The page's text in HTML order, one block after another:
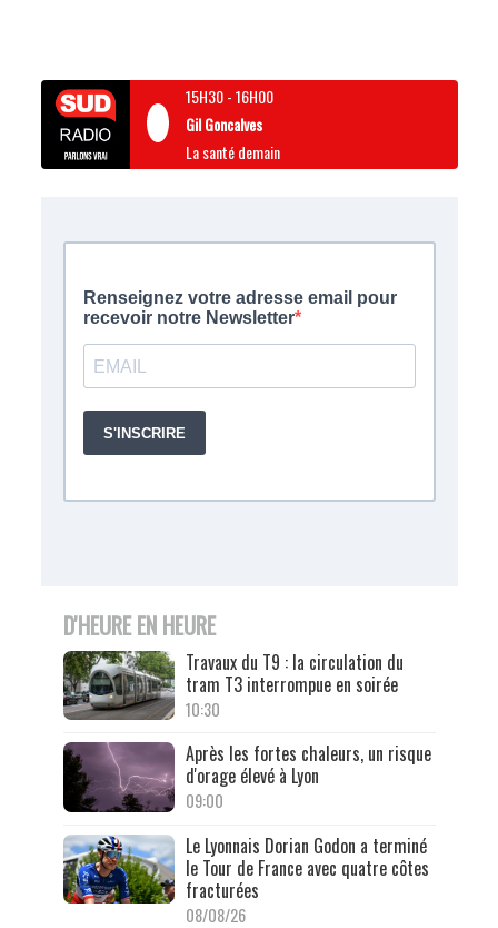
15H30-16H00
Gil Goncalves
La santé demain
D'HEURE EN HEURE
Travaux du T9 : la circulation du
tram T3 interrompue en soirée
10:30
Après les fortes chaleurs, un risque
d'orage élevé à Lyon
09:00
Le Lyonnais Dorian Godon a terminé
le Tour de France avec quatre côtes
fracturées
08/08/26